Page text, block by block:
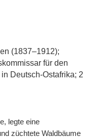
(1837–1912);
für den
Deutsch-Ostafrika; 2
legte eine
züchtete Waldbäume